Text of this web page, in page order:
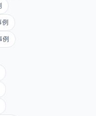
例
例